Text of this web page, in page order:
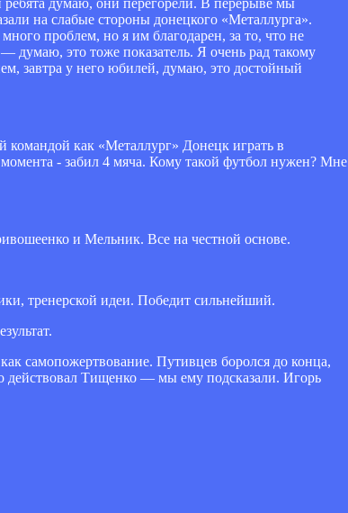
на слабые стороны донецкого «Металлурга».
проблем, но я им благодарен, за то, что не
думаю, это тоже показатель. Я очень рад такому
завтра у него юбилей, думаю, это достойный
командой как «Металлург» Донецк играть в
- забил 4 мяча. Кому такой футбол нужен? Мне
и Мельник. Все на честной основе.
тренерской идеи. Победит сильнейший.
самопожертвование. Путивцев боролся до конца,
Тищенко — мы ему подсказали. Игорь